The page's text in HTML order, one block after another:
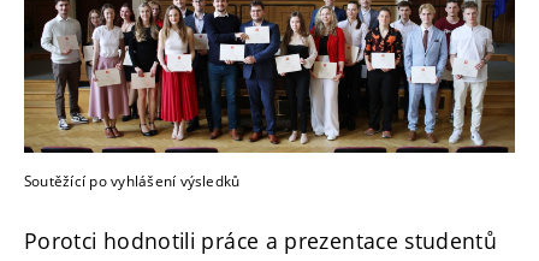
Soutěžící po vyhlášení výsledků
Porotci hodnotili práce a prezentace studentů